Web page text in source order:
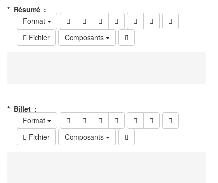
Résumé
Format
Fichier
Composants
Billet
Format
Fichier
Composants